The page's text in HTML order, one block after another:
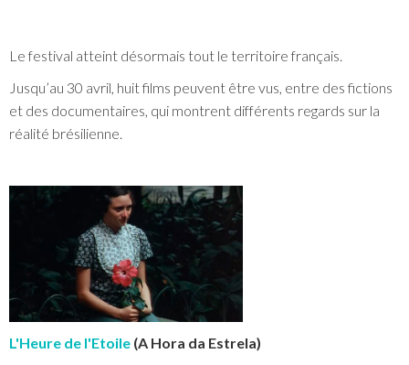
Le festival atteint désormais tout le territoire français.
Jusqu’au 30 avril, huit films peuvent être vus, entre des fictions
et des documentaires, qui montrent différents regards sur la
réalité brésilienne.
L'Heure de l'Etoile (A Hora da Estrela)